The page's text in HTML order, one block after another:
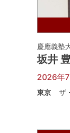
慶應義塾
坂井
2026年
東京 ザ